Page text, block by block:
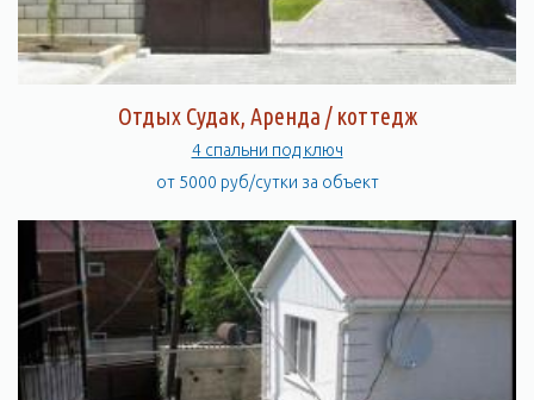
Отдых Судак, Аренда / коттедж
4 спальни под ключ
от 5000 руб/сутки за объект